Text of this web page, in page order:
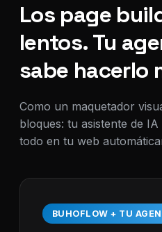
Los page
lentos. Tu
sabe hacerlo
Como un maquetador
bloques: tu asistente de
todo en tu web
BUHOFLOW + TU